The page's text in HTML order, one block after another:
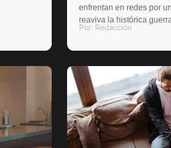
enfrentan en redes por
reaviva la histórica
Por: Redacción